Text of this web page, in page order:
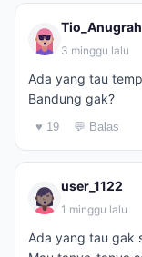
Tio_Anugrah
3 minggu lalu
Ada yang tau
Bandung gak?
♥ 19 💬 Balas
user_1122
1 minggu lalu
Ada yang tau gak